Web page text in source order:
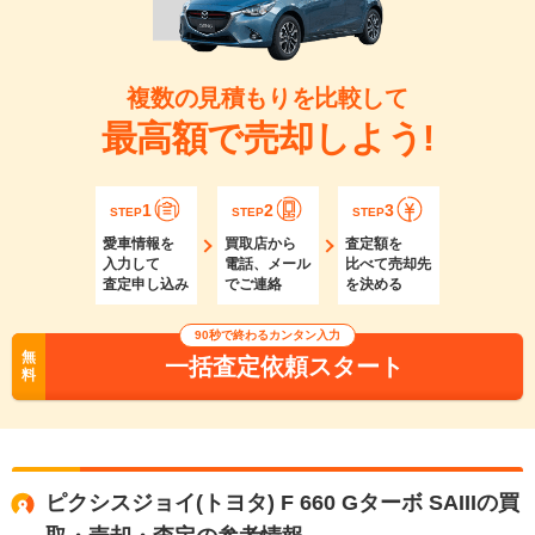
複数の見積もりを比較して
最高額で売却しよう!
STEP1
愛車情報を
入力して
査定申し込み
STEP2
買取店から
電話、メール
でご連絡
STEP3
査定額を
比べて売却先
を決める
無
料
90秒で終わるカンタン入力
一括査定依頼スタート
ピクシスジョイ(トヨタ) F 660 Gターボ SAIIIの買